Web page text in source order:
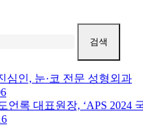
검색
심인, 눈·코 전문 성형외과
언록 대표원장, ‘APS 2024